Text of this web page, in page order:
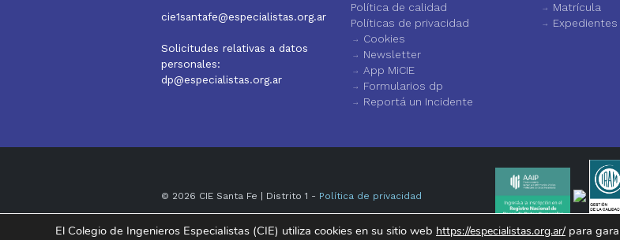
cie1santafe@especialistas.org.ar
Solicitudes relativas a datos
personales:
dp@especialistas.org.ar
Política de calidad
Políticas de privacidad
Cookies
Newsletter
App MiCIE
Formularios dp
Reportá un Incidente
Matrícula
Expedientes
© 2026 CIE Santa Fe | Distrito 1 - Política de privacidad
El Colegio de Ingenieros Especialistas (CIE) utiliza cookies en su sitio web https://especialistas.org.ar/ para